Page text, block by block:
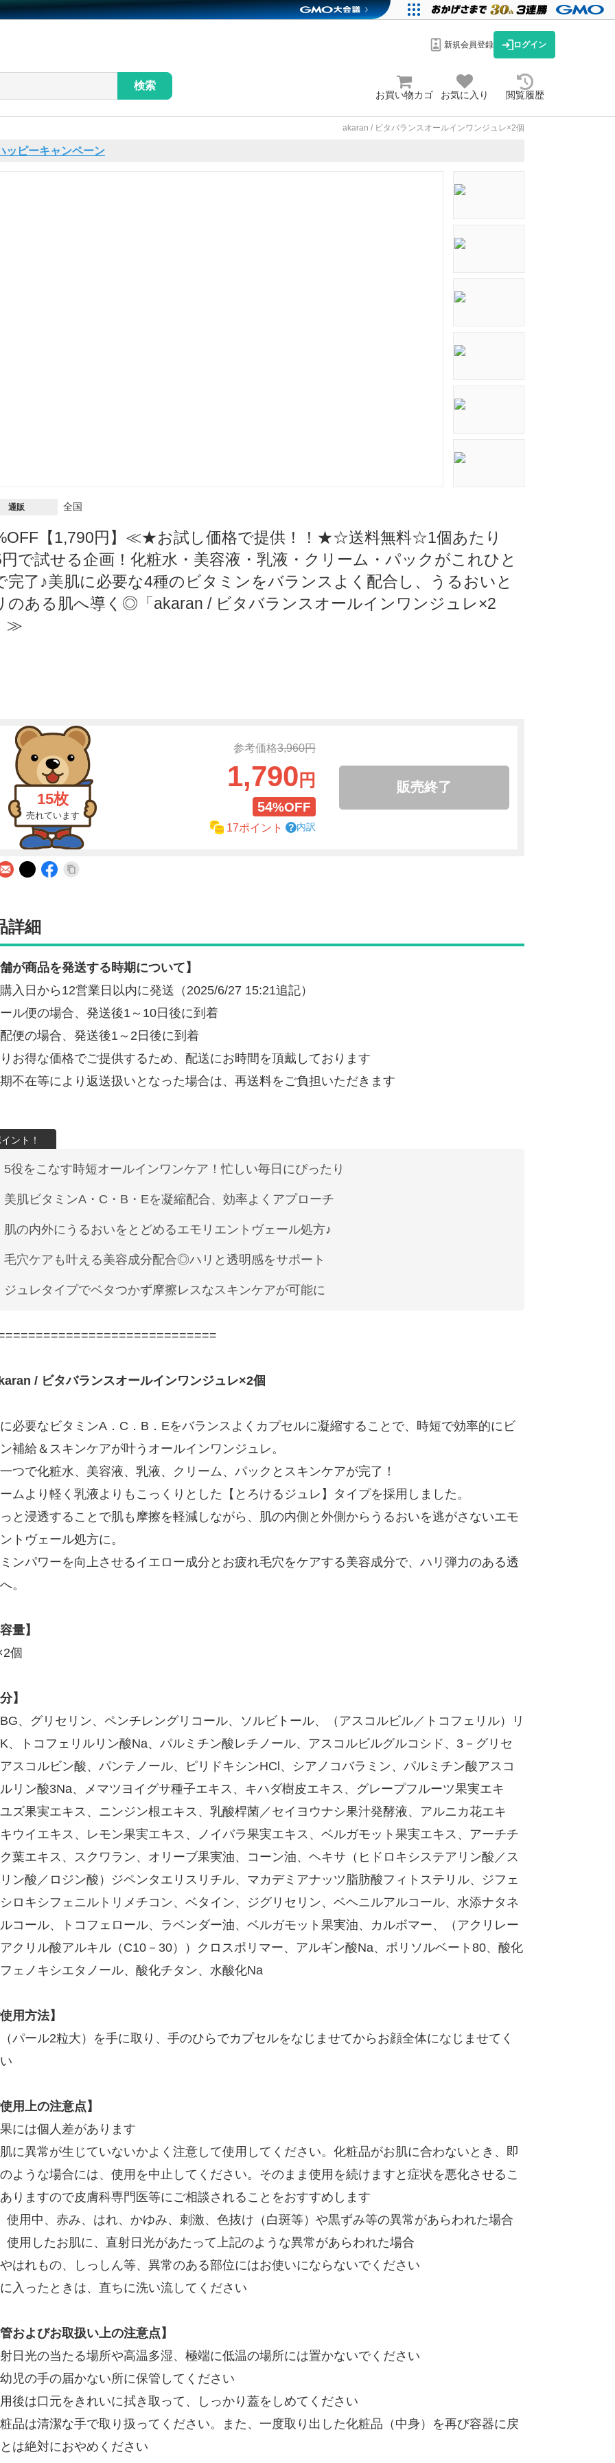
新規会員登録 ログイン
検索
お買い物カゴ お気に入り 閲覧履歴
akaran / ビタバランスオールインワンジュレ×2個
ッピーキャンペーン
通販 全国
【1,790円】≪★お試し価格で提供！！★☆送料無料☆1個あたり
で試せる企画！化粧水・美容液・乳液・クリーム・パックがこれひと
完了♪美肌に必要な4種のビタミンをバランスよく配合し、うるおいと
のある肌へ導く◎「akaran / ビタバランスオールインワンジュレ×2
≫
15枚
売れています
参考価格3,960円
1,790 円
54%OFF
17ポイント 内訳
販売終了
詳細
が商品を発送する時期について】
入日から12営業日以内に発送（2025/6/27 15:21追記）
ル便の場合、発送後1～10日後に到着
便の場合、発送後1～2日後に到着
お得な価格でご提供するため、配送にお時間を頂戴しております
不在等により返送扱いとなった場合は、再送料をご負担いただきます
5役をこなす時短オールインワンケア！忙しい毎日にぴったり
美肌ビタミンA・C・B・Eを凝縮配合、効率よくアプローチ
肌の内外にうるおいをとどめるエモリエントヴェール処方♪
毛穴ケアも叶える美容成分配合◎ハリと透明感をサポート
ジュレタイプでベタつかず摩擦レスなスキンケアが可能に
/ ビタバランスオールインワンジュレ×2個
必要なビタミンA．C．B．Eをバランスよくカプセルに凝縮することで、時短で効率的にビ
補給＆スキンケアが叶うオールインワンジュレ。
つで化粧水、美容液、乳液、クリーム、パックとスキンケアが完了！
ムより軽く乳液よりもこっくりとした【とろけるジュレ】タイプを採用しました。
と浸透することで肌も摩擦を軽減しながら、肌の内側と外側からうるおいを逃がさないエモ
トヴェール処方に。
ンパワーを向上させるイエロー成分とお疲れ毛穴をケアする美容成分で、ハリ弾力のある透
。
量】
個
】
、グリセリン、ペンチレングリコール、ソルビトール、（アスコルビル／トコフェリル）リ
、トコフェリルリン酸Na、パルミチン酸レチノール、アスコルビルグルコシド、3－グリセ
スコルビン酸、パンテノール、ピリドキシンHCl、シアノコバラミン、パルミチン酸アスコ
リン酸3Na、メマツヨイグサ種子エキス、キハダ樹皮エキス、グレープフルーツ果実エキ
ズ果実エキス、ニンジン根エキス、乳酸桿菌／セイヨウナシ果汁発酵液、アルニカ花エキ
ウイエキス、レモン果実エキス、ノイバラ果実エキス、ベルガモット果実エキス、アーチチ
葉エキス、スクワラン、オリーブ果実油、コーン油、ヘキサ（ヒドロキシステアリン酸／ス
ン酸／ロジン酸）ジペンタエリスリチル、マカデミアナッツ脂肪酸フィトステリル、ジフェ
ロキシフェニルトリメチコン、ベタイン、ジグリセリン、ベヘニルアルコール、水添ナタネ
コール、トコフェロール、ラベンダー油、ベルガモット果実油、カルボマー、（アクリレー
クリル酸アルキル（C10－30））クロスポリマー、アルギン酸Na、ポリソルベート80、酸化
ェノキシエタノール、酸化チタン、水酸化Na
用方法】
パール2粒大）を手に取り、手のひらでカプセルをなじませてからお顔全体になじませてく
用上の注意点】
には個人差があります
に異常が生じていないかよく注意して使用してください。化粧品がお肌に合わないとき、即
ような場合には、使用を中止してください。そのまま使用を続けますと症状を悪化させるこ
りますので皮膚科専門医等にご相談されることをおすすめします
使用中、赤み、はれ、かゆみ、刺激、色抜け（白斑等）や黒ずみ等の異常があらわれた場合
使用したお肌に、直射日光があたって上記のような異常があらわれた場合
はれもの、しっしん等、異常のある部位にはお使いにならないでください
入ったときは、直ちに洗い流してください
およびお取扱い上の注意点】
日光の当たる場所や高温多湿、極端に低温の場所には置かないでください
児の手の届かない所に保管してください
後は口元をきれいに拭き取って、しっかり蓋をしめてください
品は清潔な手で取り扱ってください。また、一度取り出した化粧品（中身）を再び容器に戻
は絶対におやめください